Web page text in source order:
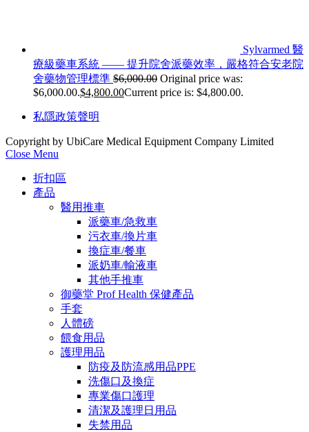
Sylvarmed 醫
療級藥車系統 —— 提升院舍派藥效率，嚴格符合安老院
舍藥物管理標準 $6,000.00 Original price was:
$6,000.00.$4,800.00Current price is: $4,800.00.
私隱政策聲明
Copyright by UbiCare Medical Equipment Company Limited
Close Menu
折扣區
產品
醫用推車
派藥車/急救車
污衣車/換片車
換症車/餐車
派奶車/輸液車
其他手推車
御藥堂 Prof Health 保健產品
手套
人體磅
餵食用品
護理用品
防疫及防流感用品PPE
洗傷口及換症
專業傷口護理
清潔及護理日用品
失禁用品